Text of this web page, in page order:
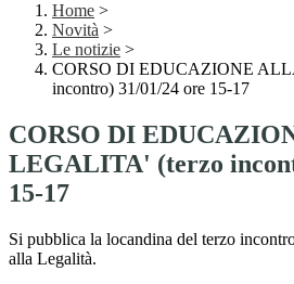
Home >
Novità >
Le notizie >
CORSO DI EDUCAZIONE
incontro) 31/01/24 ore 15-17
CORSO DI
LEGALITA' (terzo
15-17
Si pubblica la locandina del terzo
alla Legalità.